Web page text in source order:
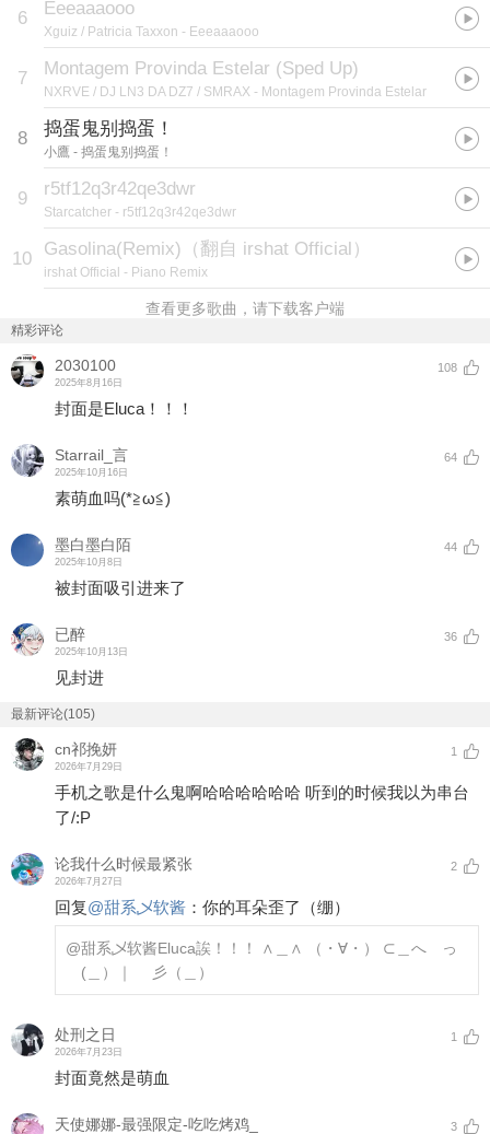
6 Eeeaaaooo
Xguiz / Patricia Taxxon - Eeeaaaooo
7 Montagem Provinda Estelar (Sped Up)
NXRVE / DJ LN3 DA DZ7 / SMRAX - Montagem Provinda Estelar
8 捣蛋鬼别捣蛋！
小鷹 - 捣蛋鬼别捣蛋！
9 r5tf12q3r42qe3dwr
Starcatcher - r5tf12q3r42qe3dwr
10 Gasolina(Remix)（翻自 irshat Official）
irshat Official - Piano Remix
查看更多歌曲，请下载客户端
精彩评论
2030100
2025年8月16日
108
封面是Eluca！！！
Starrail_言
2025年10月16日
64
素萌血吗(*≧ω≦)
墨白墨白陌
2025年10月8日
44
被封面吸引进来了
已醉
2025年10月13日
36
见封进
最新评论(105)
cn祁挽妍
2026年7月29日
1
手机之歌是什么鬼啊哈哈哈哈哈哈 听到的时候我以为串台
了/:P
论我什么时候最紧张
2026年7月27日
2
回复@甜系乄软酱 ： 你的耳朵歪了（绷）
@甜系乄软酱Eluca誒！！！ ∧＿∧ （・∀・） ⊂＿へ っ
(＿）｜ 彡（＿）
处刑之日
2026年7月23日
1
封面竟然是萌血
天使娜娜-最强限定-吃吃烤鸡_ 3